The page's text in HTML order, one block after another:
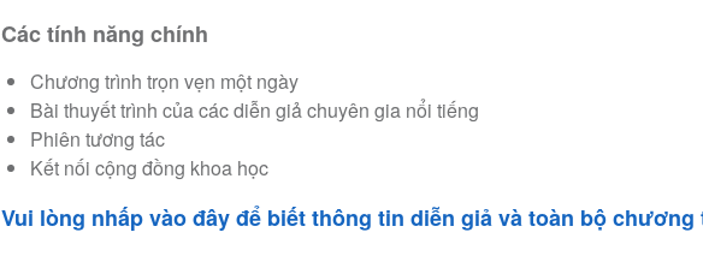
Các tính năng chính
Chương trình trọn vẹn một ngày
Bài thuyết trình của các diễn giả chuyên gia nổi tiếng
Phiên tương tác
Kết nối cộng đồng khoa học
Vui lòng nhấp vào đây để biết thông tin diễn giả và toàn bộ